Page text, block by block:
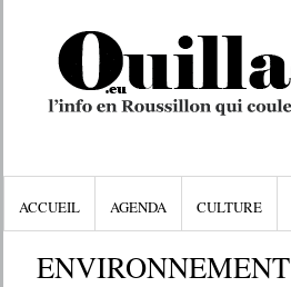
ACCUEIL AGENDA CULTURE
ENVIRONNEMENT